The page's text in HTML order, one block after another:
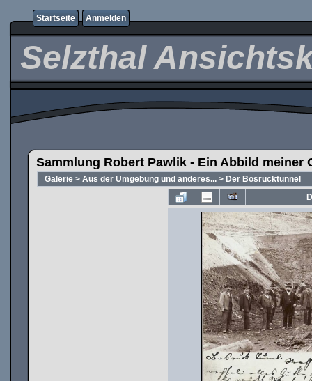
Startseite Anmelden
Selzthal
Sammlung Robert Pawlik - Ein Abbild meiner
Galerie > Aus der Umgebung und anderes... > Der Bosrucktunnel